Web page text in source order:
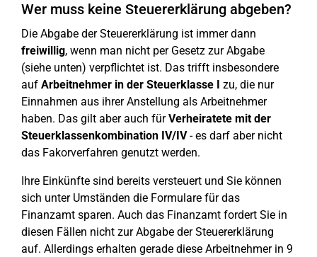
Wer muss keine Steuererklärung abgeben?
Die Abgabe der Steuererklärung ist immer dann
freiwillig, wenn man nicht per Gesetz zur Abgabe
(siehe unten) verpflichtet ist. Das trifft insbesondere
auf Arbeitnehmer in der Steuerklasse I
zu, die nur
Einnahmen aus ihrer Anstellung als Arbeitnehmer
haben. Das gilt aber auch fürVerheiratete mit der
Steuerklassenkombination IV/IV- es darf aber nicht
das Fakorverfahren genutzt werden.
Ihre Einkünfte sind bereits versteuert und Sie können
sich unter Umständen die Formulare für das
Finanzamt sparen. Auch das Finanzamt fordert Sie in
diesen Fällen nicht zur Abgabe der Steuererklärung
auf. Allerdings erhalten gerade diese Arbeitnehmer in 9